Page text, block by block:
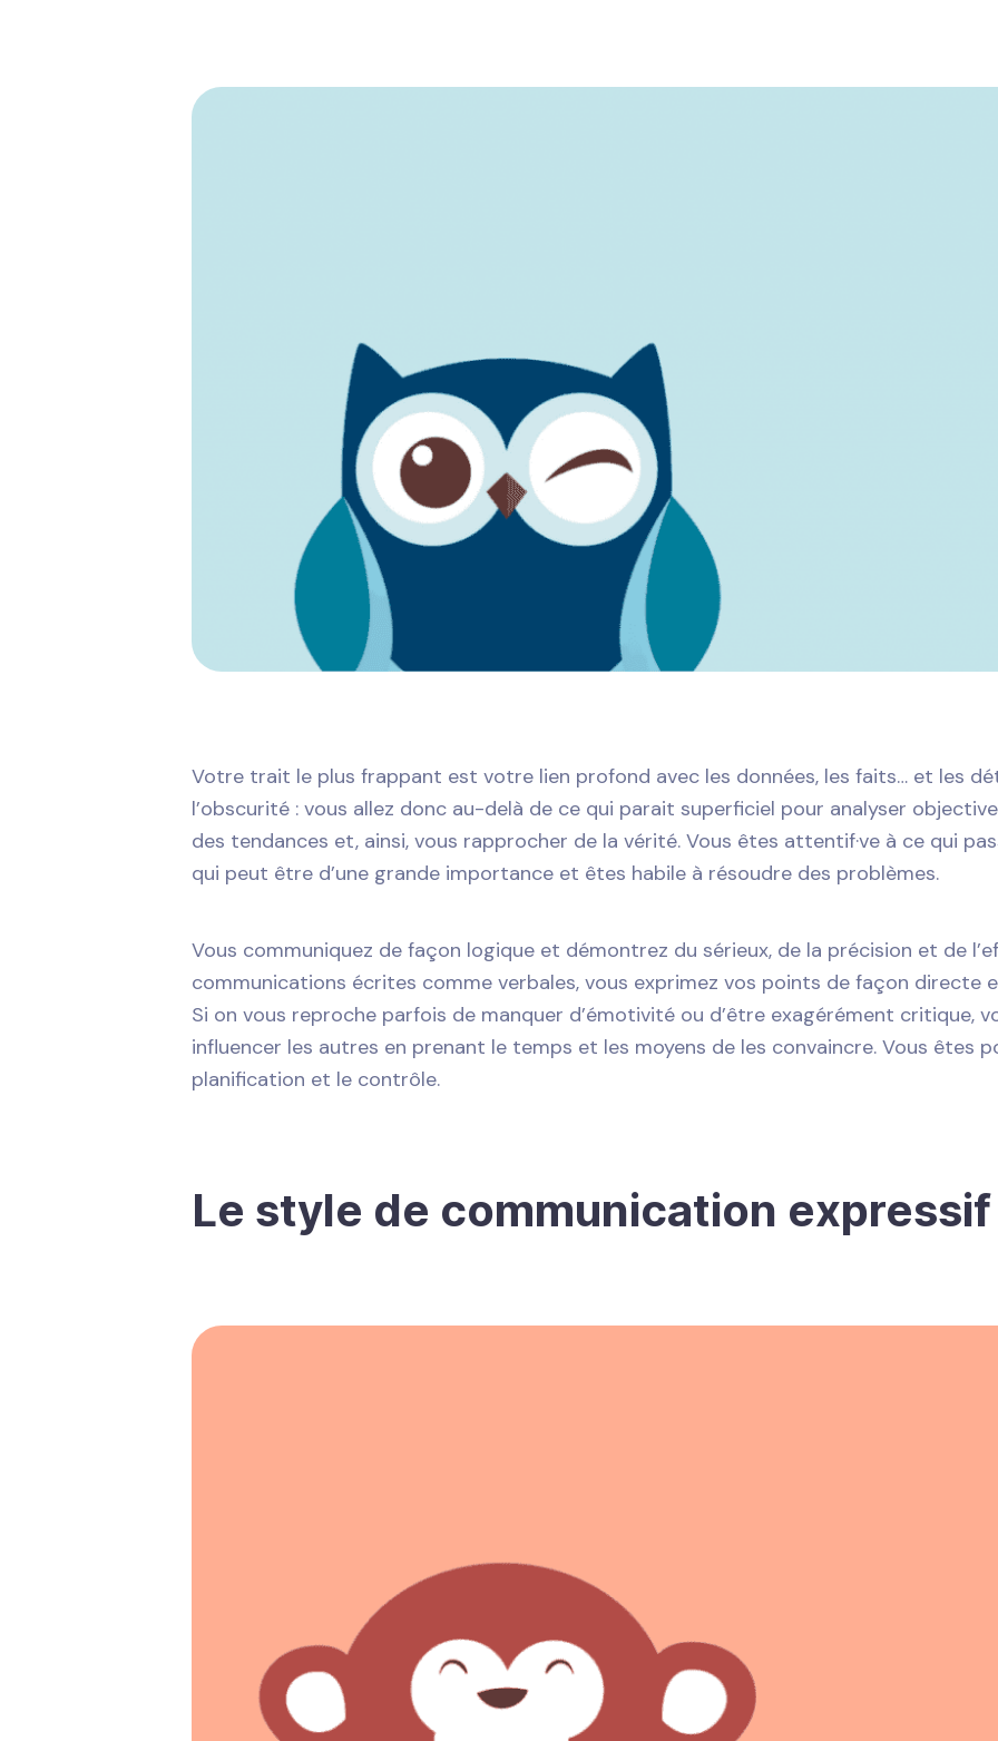
Votre trait le plus frappant est votre lien profond avec les données, les faits… et les
l’obscurité : vous allez donc au-delà de ce qui parait superficiel pour analyser
des tendances et, ainsi, vous rapprocher de la vérité. Vous êtes attentif·ve à ce qui
qui peut être d’une grande importance et êtes habile à résoudre des problèmes.
Vous communiquez de façon logique et démontrez du sérieux, de la précision et de
communications écrites comme verbales, vous exprimez vos points de façon directe
Si on vous reproche parfois de manquer d’émotivité ou d’être exagérément critique,
influencer les autres en prenant le temps et les moyens de les convaincre. Vous êtes
planification et le contrôle.
Le style de communication expressif